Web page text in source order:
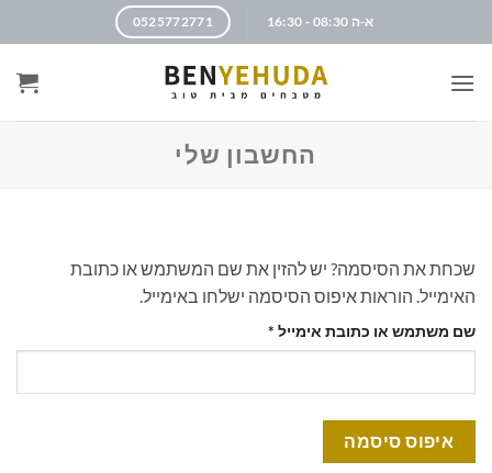
א-ה 08:30 - 16:30 0525772771
החשבון שלי
שכחת את הסיסמה? יש להזין את שם המשתמש או כתובת
האימייל. הוראות איפוס הסיסמה ישלחו באימייל.
שם משתמש או כתובת אימייל *
איפוס סיסמה